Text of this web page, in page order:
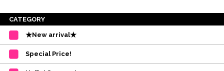
※ご注意
間を目安として下さい。
・在庫の確保は発送の直前に行います。カートに入れて注文完了となって
CATEGORY
★New arrival★
Special Price!